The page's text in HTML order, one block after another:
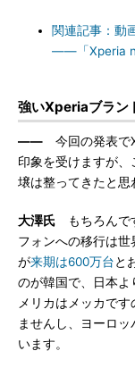
関連記事：動
――「Xperia
強いXperiaブラン
―― 今回の発表で
印象を受けますが
壌は整ってきたと思
大澤氏 もちろんで
フォンへの移行は
が来期は600万台と
のが韓国で、日本よ
メリカはメッカで
ませんし、ヨーロ
います。